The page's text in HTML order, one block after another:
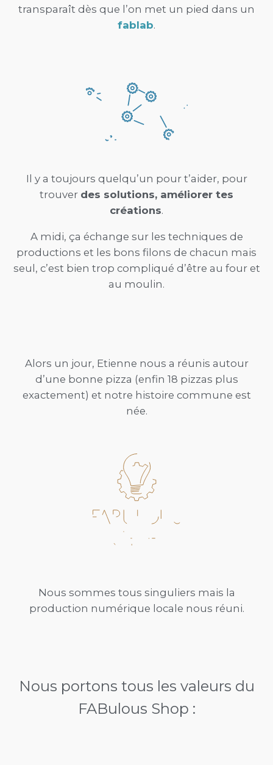
transparaît dès que l’on met un pied dans un
fablab.
Il y a toujours quelqu’un pour t’aider, pour
trouver des solutions, améliorer tes
créations.
A midi, ça échange sur les techniques de
productions et les bons filons de chacun mais
seul, c’est bien trop compliqué d’être au four et
au moulin.
Alors un jour, Etienne nous a réunis autour
d’une bonne pizza (enfin 18 pizzas plus
exactement) et notre histoire commune est
née.
Nous sommes tous singuliers mais la
production numérique locale nous réuni.
Nous portons tous les valeurs du
FABulous Shop :